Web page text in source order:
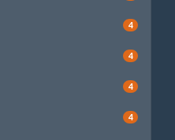
4
4
4
4